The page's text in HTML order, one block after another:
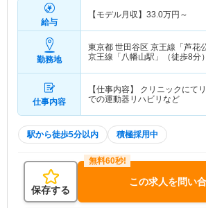
給与
【モデル月収】 33.0万円～
勤務地
東京都 世田谷区 京王線「芦花
京王線「八幡山駅」（徒歩8分
仕事内容
【仕事内容】 クリニックにて
での運動器リハビリなど
駅から徒歩5分以内 積極採用中
保存する
この求人を問い